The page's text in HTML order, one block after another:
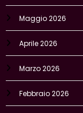
Maggio 2026
Aprile 2026
Marzo 2026
Febbraio 2026